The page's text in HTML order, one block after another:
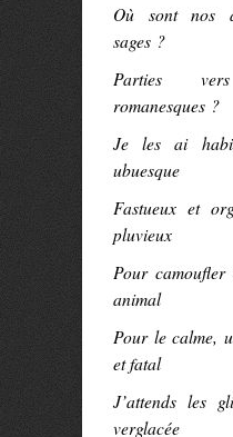
Où sont nos
sages ?
Parties
romanesques ?
Je les ai
ubuesque
Fastueux et
pluvieux
Pour
animal
Pour le calme,
et fatal
J’attends les
verglacée